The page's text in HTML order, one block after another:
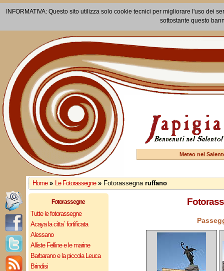
INFORMATIVA: Questo sito utilizza solo cookie tecnici per migliorare l'uso dei
sottostante questo
Meteo nel
Home » Le Fotorassegne » Fotorassegna ruffano
Fotorassegne
Tutte le fotorassegne
Acaya la citta` fortificata
Alessano
Alliste Felline e le marine
Barbarano e la piccola Leuca
Brindisi